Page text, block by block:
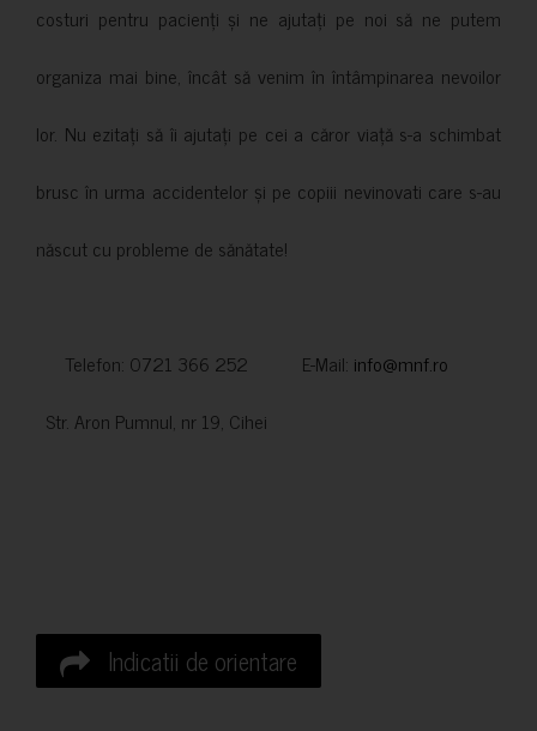
costuri pentru pacienți și ne ajutați pe noi să ne putem
organiza mai bine, încât să venim în întâmpinarea nevoilor
lor. Nu ezitați să îi ajutați pe cei a căror viață s-a schimbat
brusc în urma accidentelor și pe copiii nevinovati care s-au
născut cu probleme de sănătate!
Telefon: 0721 366 252 E-Mail: info@mnf.ro
Str. Aron Pumnul, nr 19, Cihei
Indicatii de orientare